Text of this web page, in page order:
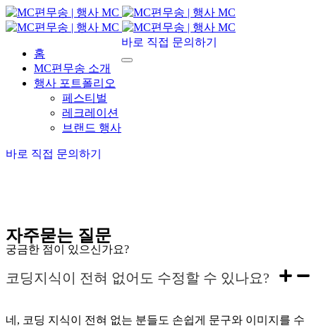
홈
MC편무송 소개
행사 포트폴리오
페스티벌
레크레이션
브랜드 행사
바로 직접 문의하기
바로 직접 문의하기
자주묻는 질문
궁금한 점이 있으신가요?
코딩지식이 전혀 없어도 수정할 수 있나요?
네, 코딩 지식이 전혀 없는 분들도 손쉽게 문구와 이미지를 수